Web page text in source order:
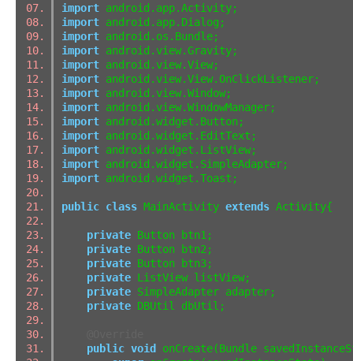
import android.app.Activity;
import android.app.Dialog;
import android.os.Bundle;
import android.view.Gravity;
import android.view.View;
import android.view.View.OnClickListener;
import android.view.Window;
import android.view.WindowManager;
import android.widget.Button;
import android.widget.EditText;
import android.widget.ListView;
import android.widget.SimpleAdapter;
import android.widget.Toast;
public class MainActivity extends Activity{
private Button btn1;
private Button btn2;
private Button btn3;
private ListView listView;
private SimpleAdapter adapter;
private DBUtil dbUtil;
public void onCreate(Bundle